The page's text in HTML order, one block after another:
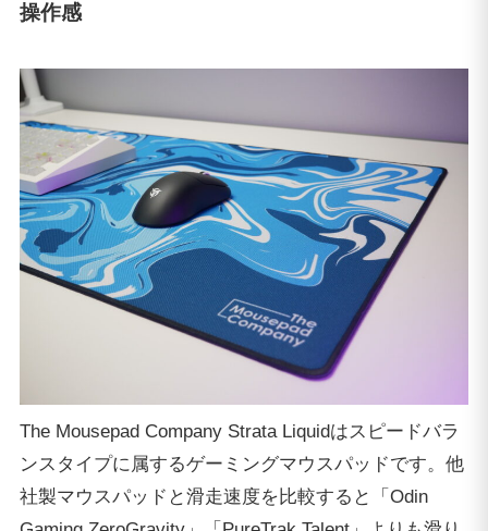
操作感
The Mousepad Company Strata Liquidはスピードバラ
ンスタイプに属するゲーミングマウスパッドです。他
社製マウスパッドと滑走速度を比較すると「Odin